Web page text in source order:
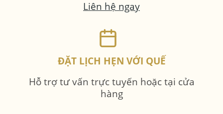
Liên hệ ngay
ĐẶT LỊCH HẸN VỚI QUẾ
Hỗ trợ tư vấn trực tuyến hoặc tại cửa
hàng